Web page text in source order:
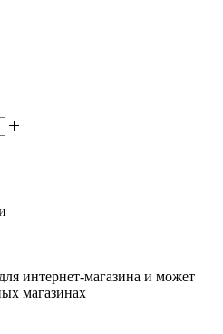
интернет-магазина и может
магазинах